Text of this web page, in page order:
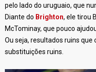
pelo lado do uruguaio, que
Diante do Brighton, ele tirou
McTominay, que pouco
Ou seja, resultados ruins
substituições ruins.